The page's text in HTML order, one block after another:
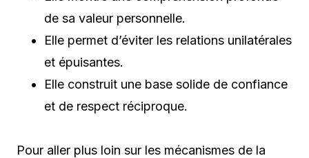
de sa valeur personnelle.
Elle permet d’éviter les relations unilatérales
et épuisantes.
Elle construit une base solide de confiance
et de respect réciproque.
Pour aller plus loin sur les mécanismes de la